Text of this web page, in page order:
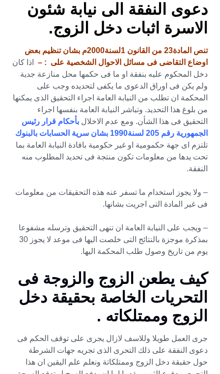
دعوى النفقة الى نيابة شئون
الاسرة اثبات دخل الزوج.
تنص المادة23 من القانون 1لسنة2000م بشان تنظيم بعض
اوضاع التقاضى فى مسائل الاحوال الشخصية على : – اذا كان
دخل المحكوم عليه بنفقة او ما فى حكمها محل منازعة جدية
ولم يكن فى اوراق الدعوى ما يكفى لتحديده وجب على
المحكمة ان تطلب من النيابة العامة اجراء التحقيق الذى يمكنها
من بلوغ هذا التحديد. وتباشر النيابة العامة بنفسها اجراء
التحقيق فى هذا الشأن. ومع عدم الاخلال بأحكام قرار رئيس
الجمهورية رقم 205 لسنة1990 بشان سرية الحسابات بالبنوك
تلتزم اى جهة حكمومية او غير حكومية بافادة النيابة العامة بما
تحت يدها من معلومات تكون منتجة فى تحديد المطلوب منه
النفقة.
– ولا يجوز استخدام ما تسفر عنه هذه التحقيقات من معلومات
فى غير المادة التى اجريت بشانها.
– ويجب على النيابة العامة ان تنهى التحقيق وترسله مشفوعا
بمذكرة موجزة بالنتائج التى خلصت اليها فى موعد لا يجوز 30
يوم من تاريخ وصول طلب المحكمة اليها.
كيف يطعن الزوج والزوجة فى
التحريات الخاصة بحقيقة دخل
الزوج وممتلكاته .
جرى العمل طويلا وللاسف لازال يجرى على توقف الحكم فى
دعوى النفقة على ذلك التحرى الذى تجريه جهات الشرطة
حول حقبقة دخل الزوج وممتلكاتة ونعلم علم اليقين ان هذا